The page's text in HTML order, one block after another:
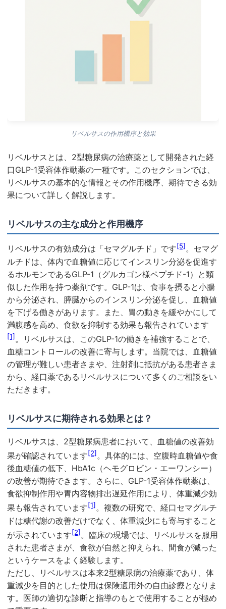
リベルサスの作用機序と効果
リベルサスとは、2型糖尿病の治療薬として開発された経
口GLP-1受容体作動薬の一種です。このセクションでは、
リベルサスの基本的な情報とその作用機序、期待できる効
果について詳しく解説します。
リベルサスの主な成分と作用機序
リベルサスの有効成分は「セマグルチド」です[5] 。セマグ
ルチドは、体内で血糖値に応じてインスリン分泌を促進す
るホルモンであるGLP-1（グルカゴン様ペプチド-1）と類
似した作用を持つ薬剤です。GLP-1は、食事を摂ると小腸
から分泌され、膵臓からのインスリン分泌を促し、血糖値
を下げる働きがあります。また、胃の動きを緩やかにして
満腹感を高め、食欲を抑制する効果も報告されています
[1]。リベルサスは、このGLP-1の働きを補強することで、
血糖コントロールの改善に寄与します。当院では、血糖値
の管理が難しい患者さまや、注射剤に抵抗がある患者さま
から、経口薬であるリベルサスについて多くのご相談をい
ただきます。
リベルサスに期待される効果とは？
リベルサスは、2型糖尿病患者において、血糖値の改善効
果が確認されています[2] 。具体的には、空腹時血糖値や食
後血糖値の低下、HbA1c（ヘモグロビン・エーワンシー）
の改善が期待できます。さらに、GLP-1受容体作動薬は、
食欲抑制作用や胃内容物排出遅延作用により、体重減少効
果も報告されています[1] 。複数の研究で、経口セマグルチ
ドは糖代謝の改善だけでなく、体重減少にも寄与すること
が示されています[2] 。臨床の現場では、リベルサスを服用
された患者さまが、食欲が自然と抑えられ、間食が減った
というケースをよく経験します。
ただし、リベルサスは本来2型糖尿病の治療薬であり、体
重減少を目的とした使用は保険適用外の自由診療となりま
す。医師の適切な診断と指導のもとで使用することが極め